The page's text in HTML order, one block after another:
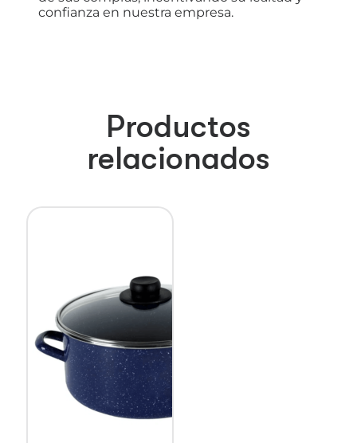
confianza en nuestra empresa.
Productos
relacionados